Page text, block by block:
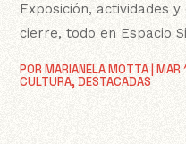
PORMARIANELA MOTTA |MAR
CULTURA,DESTACADAS
Exposición, actividades
cierre, todo en Espacio